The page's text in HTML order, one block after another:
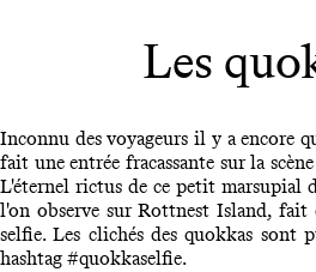
Les
Inconnu des voyageurs il y a encore
fait une entrée fracassante sur la
L'éternel rictus de ce petit marsupial
l'on observe sur Rottnest Island,
selfie. Les clichés des quokkas sont
hashtag #quokkaselfie.